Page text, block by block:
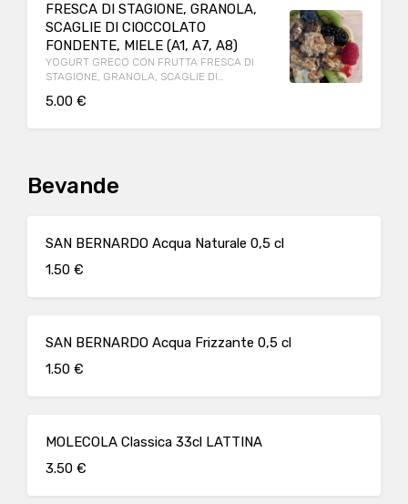
FRESCA DI STAGIONE, GRANOLA,
SCAGLIE DI CIOCCOLATO
FONDENTE, MIELE (A1, A7, A8)
YOGURT GRECO CON FRUTTA FRESCA DI
STAGIONE, GRANOLA, SCAGLIE DI
5.00 €
Bevande
SAN BERNARDO Acqua Naturale 0,5 cl
1.50 €
SAN BERNARDO Acqua Frizzante 0,5 cl
1.50 €
MOLECOLA Classica 33cl LATTINA
3.50 €